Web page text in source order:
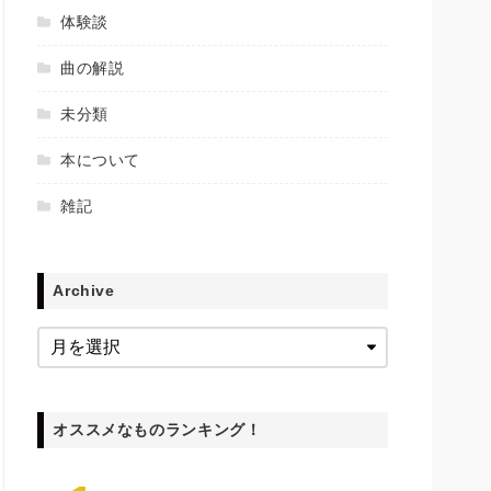
体験談
曲の解説
未分類
本について
雑記
Archive
オススメなものランキング！